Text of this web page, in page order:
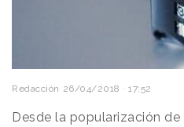
Redacción 26/04/2018 · 17:52
Desde la popularización